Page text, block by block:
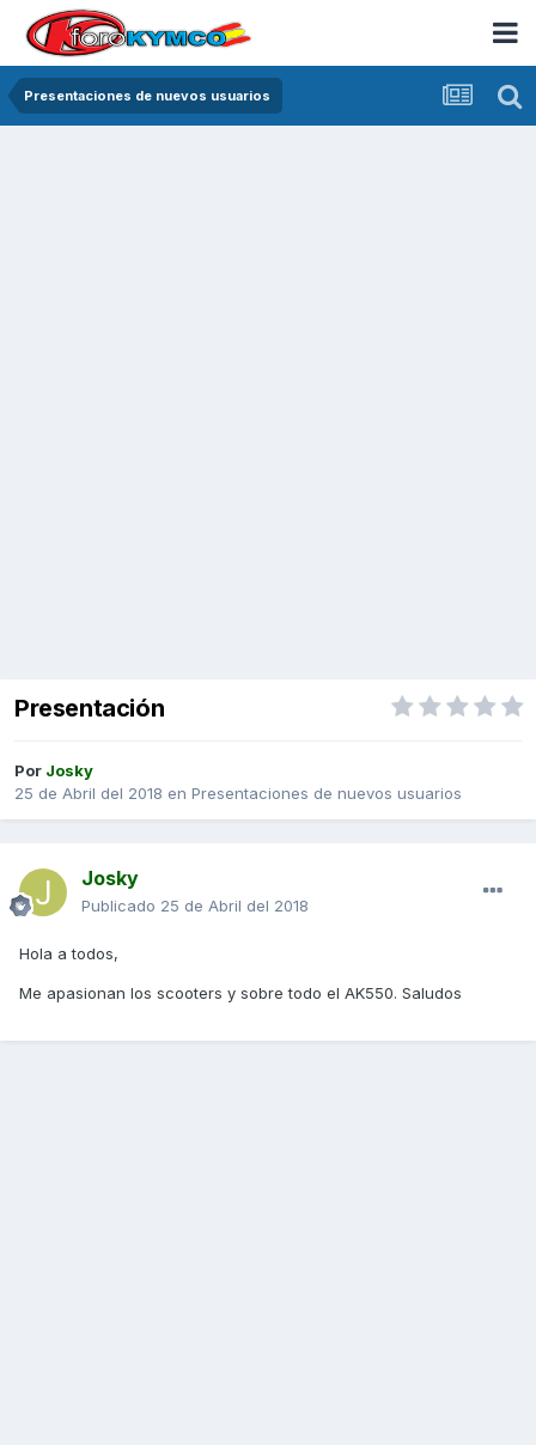
Presentaciones de nuevos usuarios
Presentación
Por Josky
25 de Abril del 2018 en Presentaciones de nuevos usuarios
Josky
Publicado 25 de Abril del 2018
Hola a todos,
Me apasionan los scooters y sobre todo el AK550. Saludos